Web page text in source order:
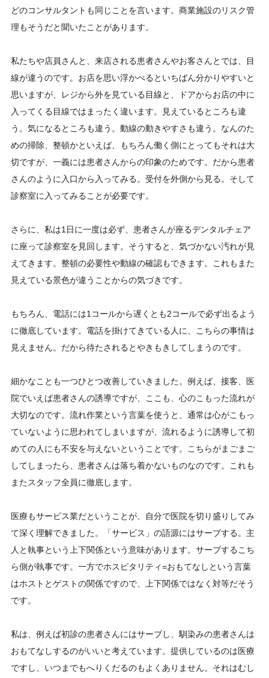
どのコンサルタントも同じことを言います。商業施設のリスク管
理もそうだと聞いたことがあります。
私たちや店員さんと、来店される患者さんやお客さんとでは、目
線が違うのです。お店を思い浮かべるといちばん分かりやすいと
思いますが、レジから外を見ている目線と、ドアからお店の中に
入ってくる目線ではまったく違います。見えているところも違
う。気になるところも違う。動線の動きやすさも違う。なんのた
めの掃除、整頓かといえば、もちろん働く側にとってもそれは大
切ですが、一義には患者さんからの印象のためです。だから患者
さんのように入口から入ってみる。受付を外側から見る。そして
診察室に入ってみることが必要です。
さらに、私は1日に一度は必ず、患者さんが座るデンタルチェア
に座って診察室を見回します。そうすると、気づかない汚れが見
えてきます。整頓の必要性や動線の確認もできます。これもまた
見えている景色が違うことからの気づきです。
もちろん、電話には1コールから遅くとも2コールで必ず出るよう
に徹底しています。電話を掛けてきている人に、こちらの事情は
見えません。だから待たされるとやきもきしてしまうのです。
細かなことも一つひとつ改善していきました。例えば、接客、医
院でいえば患者さんの誘導ですが、ここも、心のこもった流れが
大切なのです。流れ作業という言葉を使うと、通常は心がこもっ
ていないように思われてしまいますが、流れるように誘導して初
めての人にも不安を与えないということです。こちらがまごまご
してしまったら、患者さんは落ち着かないものなのです。これも
またスタッフ全員に徹底します。
医療もサービス業だということが、自分で医院を切り盛りしてみ
て深く理解できました。「サービス」の語源にはサーブする。主
人と執事という上下関係という意味があります。サーブするこち
ら側が執事です。一方でホスピタリティ=おもてなしという言葉
はホストとゲストの関係ですので、上下関係ではなく対等だそう
です。
私は、例えば初診の患者さんにはサーブし、馴染みの患者さんは
おもてなしするのがいいと考えています。提供しているのは医療
ですし、いつまでもへりくだるのもよくありません。それはむし